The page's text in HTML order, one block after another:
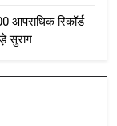
रिकॉर्ड
सुराग